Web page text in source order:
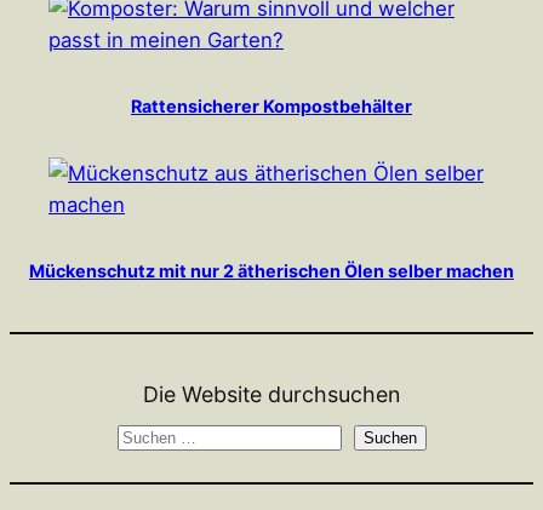
Rattensicherer Kompostbehälter
Mückenschutz mit nur 2 ätherischen Ölen selber machen
Die Website durchsuchen
S
Suchen